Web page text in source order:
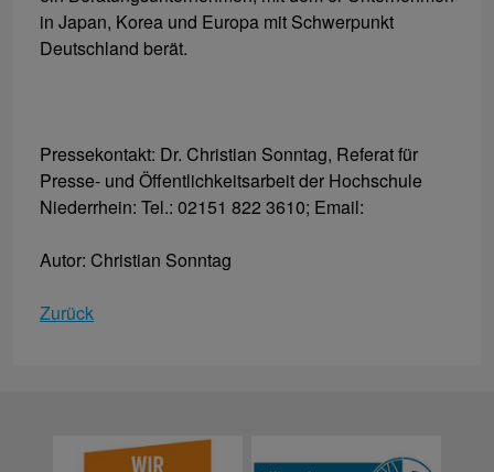
in Japan, Korea und Europa mit Schwerpunkt
Deutschland berät.
Pressekontakt: Dr. Christian Sonntag, Referat für
Presse- und Öffentlichkeitsarbeit der Hochschule
Niederrhein: Tel.: 02151 822 3610; Email:
Autor: Christian Sonntag
Zurück